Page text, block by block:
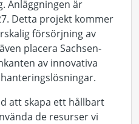
Anläggningen är
Detta projekt kommer
försörjning av
placera Sachsen-
av innovativa
att skapa ett hållbart
de resurser vi